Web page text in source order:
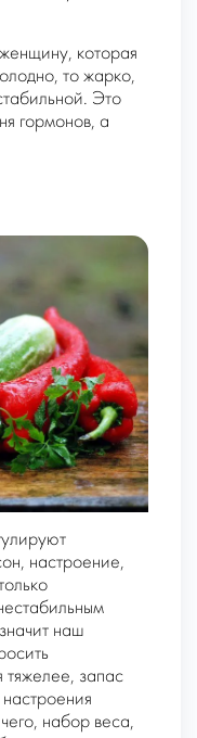
которая
то жарко,
Это
гормонов, а
настроение,
наш
тяжелее, запас
набор веса,